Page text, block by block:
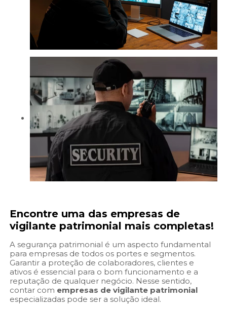
Encontre uma das empresas de
vigilante patrimonial mais completas!
A segurança patrimonial é um aspecto fundamental
para empresas de todos os portes e segmentos.
Garantir a proteção de colaboradores, clientes e
ativos é essencial para o bom funcionamento e a
reputação de qualquer negócio. Nesse sentido,
contar com empresas de vigilante patrimonial
especializadas pode ser a solução ideal.